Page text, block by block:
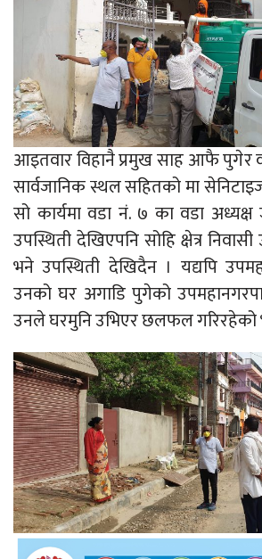
आइतवार विहानै प्रमुख साह आफै पुगेर
सार्वजानिक स्थल सहितको मा
सो कार्यमा वडा नं. ७ का वडा
उपस्थिती देखिएपनि सोहि क्षेत्र
भने उपस्थिती देखिदैन । यद्यपि
उनको घर अगाडि पुगेको
उनले घरमुनि उभिएर छलफल गरिरहेको